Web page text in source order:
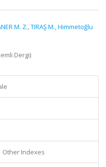
M. Z.,TIRAŞ M.,Himmetoğlu
Dergi)
Other Indexes